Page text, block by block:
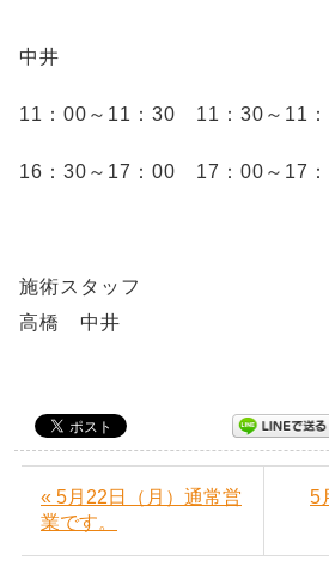
中井
11：00～11：30 11：30～11
16：30～17：00 17：00～17
施術スタッフ
高橋 中井
« 5月22日（月）通常営
業です。
5